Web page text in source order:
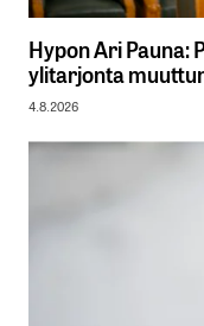
Hypon Ari Pauna:
ylitarjonta
4.8.2026